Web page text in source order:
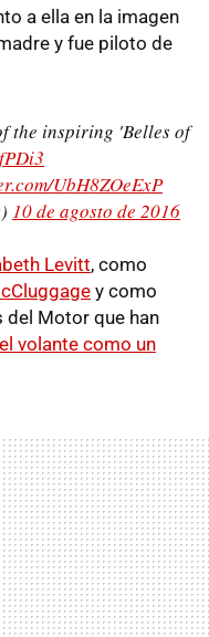
a ella en la imagen
y fue piloto de
the inspiring 'Belles of
UbH8ZOeExP
10 de agosto de 2016
Levitt, como
y como
Motor que han
el volante como un